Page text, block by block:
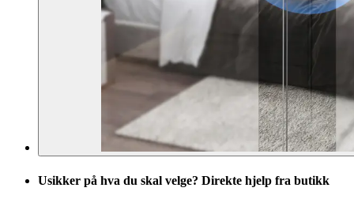
Usikker på hva du skal velge? Direkte hjelp fra butikk